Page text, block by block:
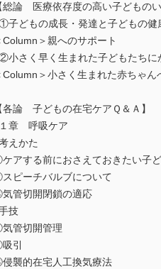
総論 医療依存度の高い子どもの
子どもの成長・発達と子どもの健
Column＞親へのサポート
小さく早く生まれた子どもたちに
Column＞小さく生まれた赤ちゃん
各論 子どもの在宅ケアＱ＆Ａ】
章 呼吸ケア
えかた
アする前におさえておきたい子
ピーチバルブについて
管切開閉鎖の適応
技
管切開管理
引
襲的在宅人工換気療法